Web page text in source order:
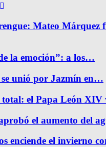
Mateo Márquez
la emoción”: a los…
unió por Jazmín en…
total: el Papa León
el aumento del
enciende el invierno